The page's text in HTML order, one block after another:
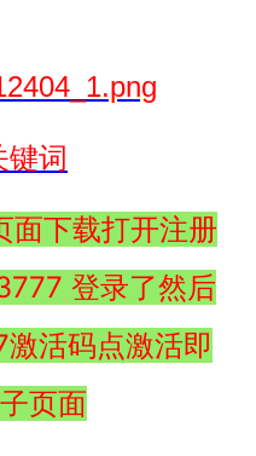
面下载打开注册
登录了然后
活码点激活即
页面